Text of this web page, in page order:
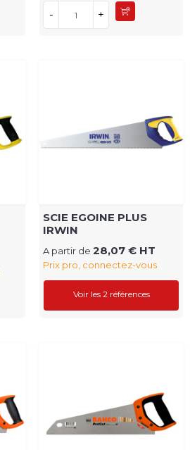
- +
SCIE EGOINE PLUS
IRWIN
A partir de 28,07 € HT
Prix pro, connectez-vous
Voir les 2 références